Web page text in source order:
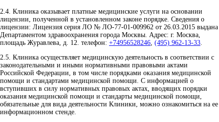
2.4. Клиника оказывает платные медицинские услуги на основании
лицензии, полученной в установленном законе порядке. Сведения о
лицензии: Лицензия серия ЛО № ЛО-77-01-009962 от 26.03.2015 выдана
Департаментом здравоохранения города Москвы. Адрес: г. Москва,
площадь Журавлева, д. 12. телефон: +74956528246 (495) 962-13-33
2.5. Клиника осуществляет медицинскую деятельность в соответствии с
законодательными и иными нормативными правовыми актами
Российской Федерации, в том числе порядками оказания медицинской
помощи и стандартами медицинской помощи. С информацией о
вступивших в силу нормативных правовых актах, вводящих порядки
оказания медицинской помощи и стандарты медицинской помощи,
обязательные для вида деятельности Клиники, можно ознакомиться на ее
информационном стенде.